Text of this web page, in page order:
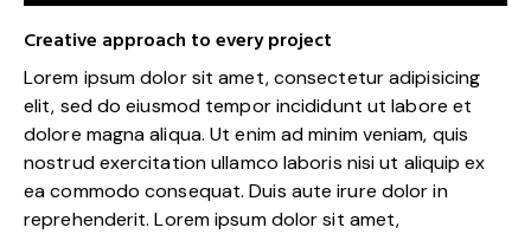
Creative approach to every project
Lorem ipsum dolor sit amet, consectetur adipisicing
elit, sed do eiusmod tempor incididunt ut labore et
dolore magna aliqua. Ut enim ad minim veniam, quis
nostrud exercitation ullamco laboris nisi ut aliquip ex
ea commodo consequat. Duis aute irure dolor in
reprehenderit. Lorem ipsum dolor sit amet,